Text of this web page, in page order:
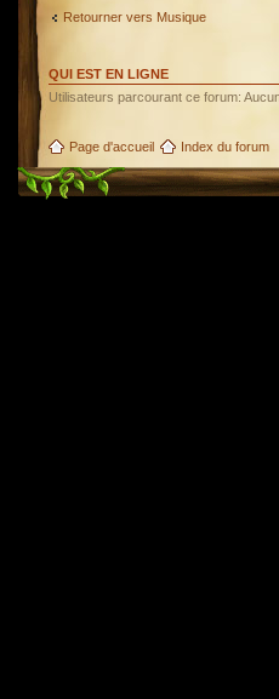
Retourner vers Musique
QUI EST EN LIGNE
Utilisateurs parcourant ce forum:
Page d'accueil Index du forum